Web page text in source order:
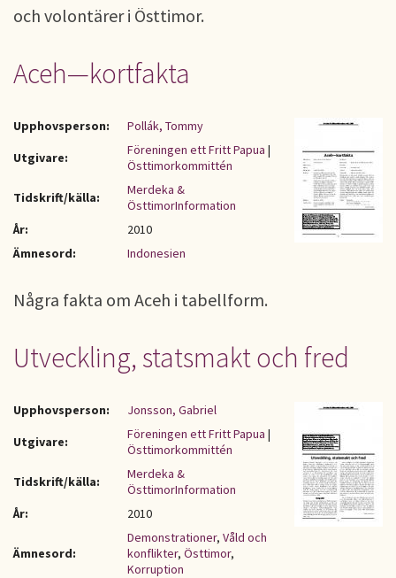
och volontärer i Östtimor.
Aceh—kortfakta
Upphovsperson:
Pollák, Tommy
Utgivare:
Föreningen ett Fritt Papua |
Östtimorkommittén
Tidskrift/källa:
Merdeka &
ÖsttimorInformation
År:
2010
Ämnesord:
Indonesien
Några fakta om Aceh i tabellform.
Utveckling, statsmakt och fred
Upphovsperson:
Jonsson, Gabriel
Utgivare:
Föreningen ett Fritt Papua |
Östtimorkommittén
Tidskrift/källa:
Merdeka &
ÖsttimorInformation
År:
2010
Ämnesord:
Demonstrationer, Våld och
konflikter, Östtimor,
Korruption